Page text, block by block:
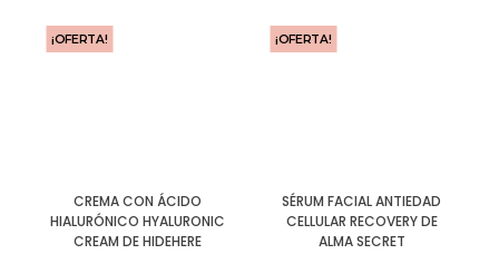
¡OFERTA!
CREMA CON ÁCIDO
HIALURÓNICO HYALURONIC
CREAM DE HIDEHERE
¡OFERTA!
SÉRUM FACIAL ANTIEDAD
CELLULAR RECOVERY DE
ALMA SECRET